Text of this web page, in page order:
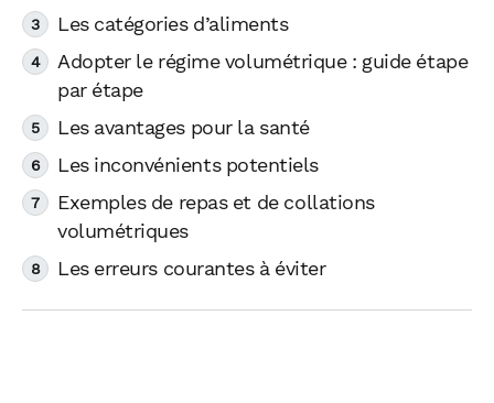
Les catégories d’aliments
Adopter le régime volumétrique : guide étape
par étape
Les avantages pour la santé
Les inconvénients potentiels
Exemples de repas et de collations
volumétriques
Les erreurs courantes à éviter